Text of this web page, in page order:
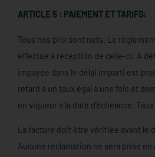
ARTICLE 5 : PAIEMENT ET TARIFS:
Tous nos prix sont nets. Le
effectué à réception de celle-ci. A
impayée dans le délai imparti est
retard à un taux égal à une fois et
en vigueur à la date d’échéance.
La facture doit être vérifiée avant le
Aucune réclamation ne sera prise